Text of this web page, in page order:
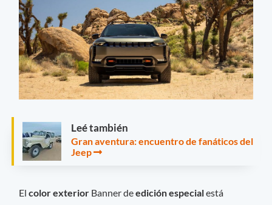
Leé también
Gran aventura: encuentro de fanáticos del
Jeep
Elcolor exterior Banner deedición especialestá